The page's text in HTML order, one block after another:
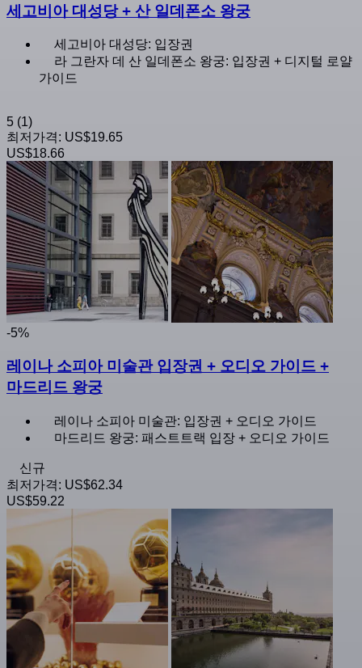
세고비아 대성당 + 산 일데폰소 왕궁
세고비아 대성당: 입장권
라 그란자 데 산 일데폰소 왕궁: 입장권 + 디지털 로얄
가이드
5 (1)
최저가격: US$19.65
US$18.66
-5%
레이나 소피아 미술관 입장권 + 오디오 가이드 +
마드리드 왕궁
레이나 소피아 미술관: 입장권 + 오디오 가이드
마드리드 왕궁: 패스트트랙 입장 + 오디오 가이드
신규
최저가격: US$62.34
US$59.22